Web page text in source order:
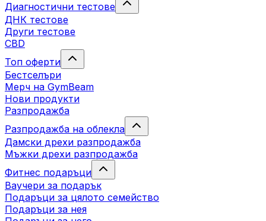
Диагностични тестове
ДНК тестове
Други тестове
CBD
Топ оферти
Бестселъри
Мерч на GymBeam
Нови продукти
Разпродажба
Разпродажба на облекла
Дамски дрехи разпродажба
Мъжки дрехи разпродажба
Фитнес подаръци
Ваучери за подарък
Подаръци за цялото семейство
Подаръци за нея